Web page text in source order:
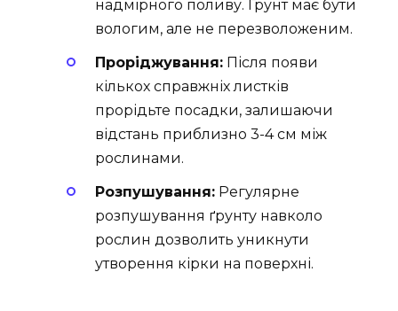
надмірного поливу. Ґрунт має бути
вологим, але не перезволоженим.
Проріджування: Після появи
кількох справжніх листків
прорідьте посадки, залишаючи
відстань приблизно 3-4 см між
рослинами.
Розпушування: Регулярне
розпушування ґрунту навколо
рослин дозволить уникнути
утворення кірки на поверхні.